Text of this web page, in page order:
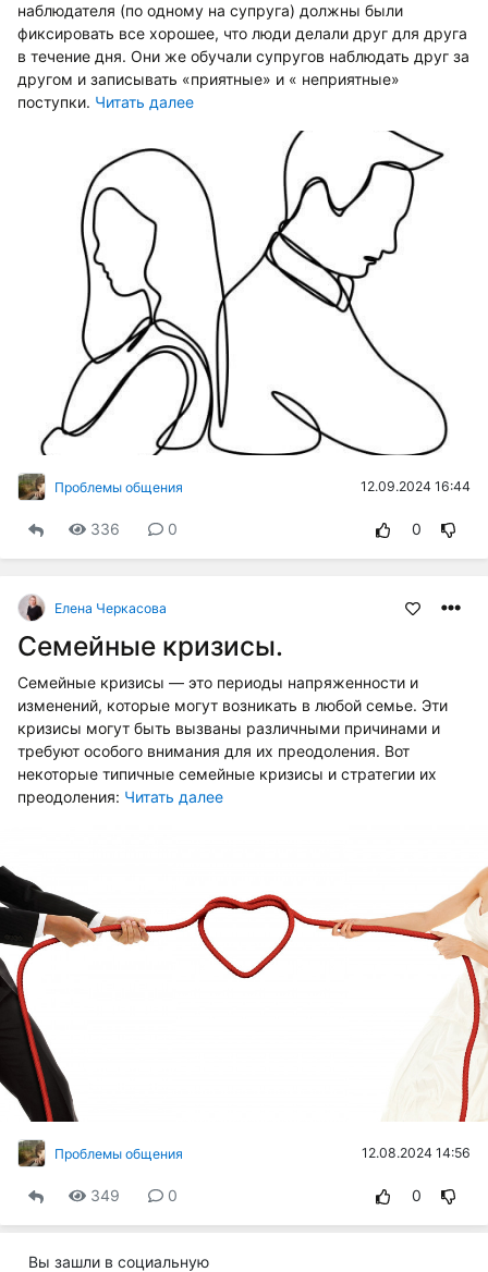
наблюдателя (по одному на супруга) должны были
фиксировать все хорошее, что люди делали друг для друга
в течение дня. Они же обучали супругов наблюдать друг за
другом и записывать «приятные» и « неприятные»
поступки. Читать далее
Проблемы общения 12.09.2024 16:44
336 0 0
Елена Черкасова
Семейные кризисы.
Семейные кризисы — это периоды напряженности и
изменений, которые могут возникать в любой семье. Эти
кризисы могут быть вызваны различными причинами и
требуют особого внимания для их преодоления. Вот
некоторые типичные семейные кризисы и стратегии их
преодоления: Читать далее
Проблемы общения 12.08.2024 14:56
349 0 0
Вы зашли в социальную